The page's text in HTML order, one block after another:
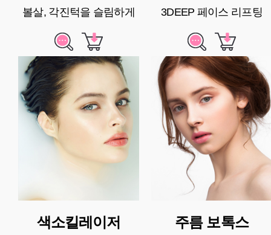
볼살, 각진턱을 슬림하게 3DEEP 페이스 리프팅
색소킬레이저 주름 보톡스